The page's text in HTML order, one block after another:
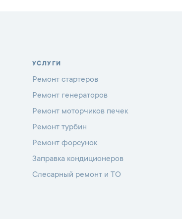
УСЛУГИ
Ремонт стартеров
Ремонт генераторов
Ремонт моторчиков печек
Ремонт турбин
Ремонт форсунок
Заправка кондиционеров
Слесарный ремонт и ТО